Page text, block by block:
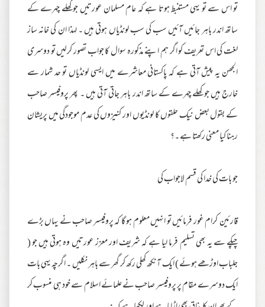
تو اس سے تو یہی مستنبط ہوتا ہے کہ عام مسلمان عورتیں جو کھلے چہرے کے
ساتھ اندر باہر جائیں آئیں سب کی سب لونڈیاں ہوتی ہیں ۔ لہذا ان کی خانہ ساز
لغت کی اس تعریف کو اگر ہم اپنے مذکورہ سوال کا جواب تصور کرلیں تو دوسری
الجھن یہ پیش آتی ہے کہ پاکستانی معاشرے میں ایسی لونڈیاں تو حد شمار سے
خارج ہیں جو کھلے چہرے کے ساتھ اندر باہر جاتی آتی ہیں ۔ پھر پروفیسر صاحب
کے بقول بعض نیک حلقوں کا لونڈیوں اور کنیزوں کی عدم موجودگی میں پریشان
رہنا کیا معنی رکھتا ہے ۔؟
جو بات کی خدا کی قسم لاجواب کی
قارئین کرام غور فرمائیں تو انہیں معلوم ہو گا کہ پروفیسر صاحب نے یہاں بڑے
چپکے سے یہ بھی تسلیم فرما لیا ہے کہ شریف اور معزز عورتیں وہ ہوتی ہیں جو (
جلباب اوڑھے ہوئے ) ایک آنکھ کھلی رکھ کر گھر سے باہر نکلیں ۔ اگرچہ یہی بات
ایک دوسرے مقام پر پروفیسر صاحب نے علمائے اسلام سے خود ہی منسوب کر